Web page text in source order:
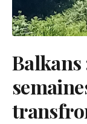
Balkans